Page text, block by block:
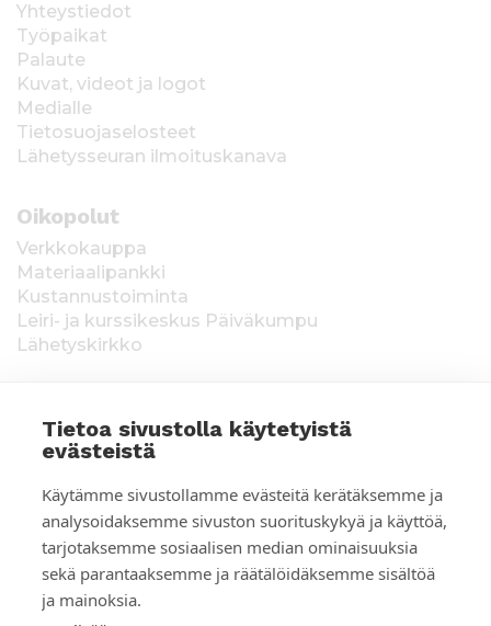
Tietoa sivustolla käytetyistä
evästeistä
Käytämme sivustollamme evästeitä kerätäksemme ja
analysoidaksemme sivuston suorituskykyä ja käyttöä,
tarjotaksemme sosiaalisen median ominaisuuksia
sekä parantaaksemme ja räätälöidäksemme sisältöä
ja mainoksia.
Yhteystiedot
Työpaikat
Palaute
Kuvat, videot ja logot
Medialle
Tietosuojaselosteet
Lähetysseuran ilmoituskanava
Oikopolut
Verkkokauppa
Materiaalipankki
Kustannustoiminta
Leiri- ja kurssikeskus Päiväkumpu
Lähetyskirkko
voimassa toistaiseksi 1.1.2021 alkaen, myönnetty
1.12.2020, Poliisihallitus. Ahvenanmaa ÅLR
2025/5437, voimassa 1.1.–31.12.2026, myönnetty
28.8.2025 Ahvenanmaan maakuntahallitus. Kerätyt
varat käytetään Suomen Lähetysseuran
ulkomaantyöhön. Lahjoittajan tiedot tallennetaan